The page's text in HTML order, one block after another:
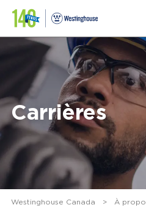
Carrières
Westinghouse Canada > À